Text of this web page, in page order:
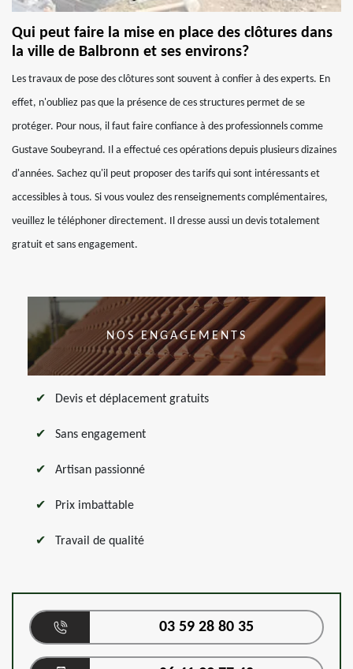
Qui peut faire la mise en place des clôtures dans
la ville de Balbronn et ses environs?
Les travaux de pose des clôtures sont souvent à confier à des experts. En
effet, n'oubliez pas que la présence de ces structures permet de se
protéger. Pour nous, il faut faire confiance à des professionnels comme
Gustave Soubeyrand. Il a effectué ces opérations depuis plusieurs dizaines
d'années. Sachez qu'il peut proposer des tarifs qui sont intéressants et
accessibles à tous. Si vous voulez des renseignements complémentaires,
veuillez le téléphoner directement. Il dresse aussi un devis totalement
gratuit et sans engagement.
NOS ENGAGEMENTS
Devis et déplacement gratuits
Sans engagement
Artisan passionné
Prix imbattable
Travail de qualité
03 59 28 80 35